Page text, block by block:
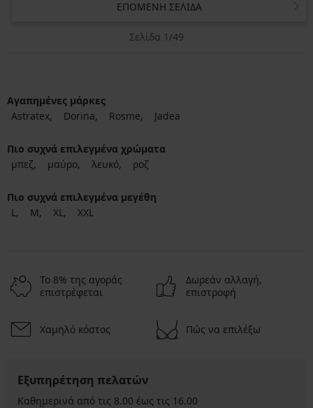
ΕΠΌΜΕΝΗ ΣΕΛΊΔΑ
Σελίδα 1/49
Αγαπημένες μάρκες
Astratex
Dorina Rosme Jadea
Πιο συχνά επιλεγμένα χρώματα
μπεζ
μαύρο λευκό ροζ
Πιο συχνά επιλεγμένα μεγέθη
L
M XL XXL
Το 8% της αγοράς
επιστρέφεται
Δωρεάν αλλαγή,
επιστροφή
Χαμηλό κόστος Πώς να επιλέξω
Εξυπηρέτηση πελατών
Καθημερινά από τις 8.00 έως τις 16.00